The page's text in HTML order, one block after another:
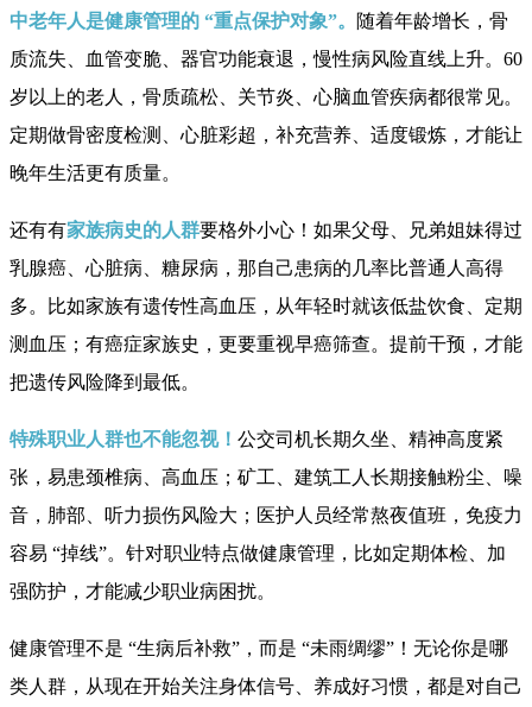
中老年人是健康管理的 “重点保护对象”。
随着年龄增长，骨
质流失、血管变脆、器官功能衰退，慢性病风险直线上升。60
岁以上的老人，骨质疏松、关节炎、心脑血管疾病都很常见。
定期做骨密度检测、心脏彩超，补充营养、适度锻炼，才能让
晚年生活更有质量。
还有有家族病史的人群要格外小心！如果父母、兄弟姐妹得过
乳腺癌、心脏病、糖尿病，那自己患病的几率比普通人高得
多。比如家族有遗传性高血压，从年轻时就该低盐饮食、定期
测血压；有癌症家族史，更要重视早癌筛查。提前干预，才能
把遗传风险降到最低。
特殊职业人群也不能忽视！ 公交司机长期久坐、精神高度紧
张，易患颈椎病、高血压；矿工、建筑工人长期接触粉尘、噪
音，肺部、听力损伤风险大；医护人员经常熬夜值班，免疫力
容易 “掉线”。针对职业特点做健康管理，比如定期体检、加
强防护，才能减少职业病困扰。
健康管理不是 “生病后补救”，而是 “未雨绸缪”！无论你是哪
类人群，从现在开始关注身体信号、养成好习惯，都是对自己